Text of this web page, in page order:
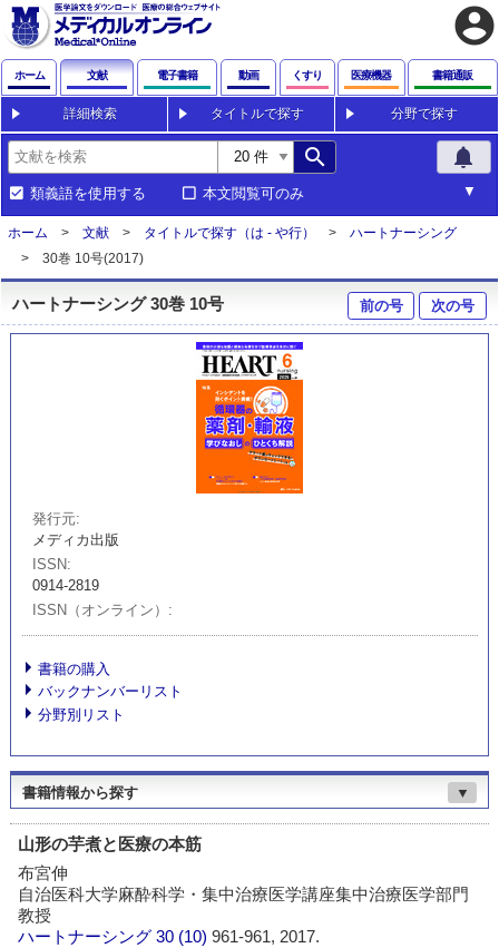
account_circle
ホーム 文献 電子書籍 動画 くすり 医療機器 書籍通販
詳細検索 タイトルで探す 分野で探す
search notifications
類義語を使用する 本文閲覧可のみ
ホーム 文献 タイトルで探す（は - や行）
ハートナーシング
30巻 10号(2017)
ハートナーシング 30巻 10号 前の号 次の号
発行元
メディカ出版
ISSN
0914-2819
ISSN（オンライン）
書籍の購入
バックナンバーリスト
分野別リスト
書籍情報から探す ▼
山形の芋煮と医療の本筋
布宮伸
自治医科大学麻酔科学・集中治療医学講座集中治療医学部門
教授
ハートナーシング 30 (10)961-961, 2017.